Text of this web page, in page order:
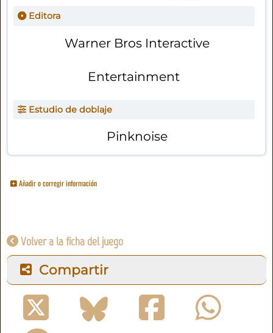
Editora
Warner Bros Interactive
Entertainment
Estudio de doblaje
Pinknoise
Añadir o corregir información
Volver a la ficha del juego
Compartir